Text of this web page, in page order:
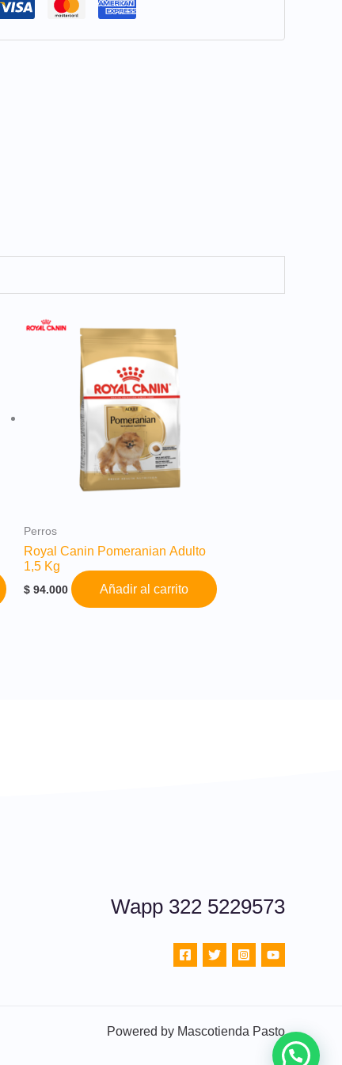
Perros
Royal Canin Pomeranian Adulto
1,5 Kg
$ 94.000 Añadir al carrito
Wapp 322 5229573
Powered by Mascotienda Pasto